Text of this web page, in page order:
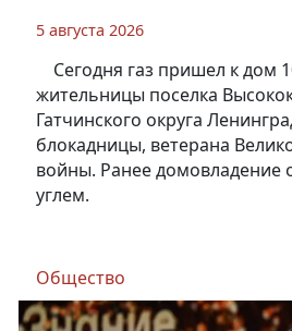
5 августа 2026
Сегодня газ пришел к дом
жительницы поселка
Гатчинского округа
блокадницы, ветерана
войны. Ранее домовладение
углем.
Общество